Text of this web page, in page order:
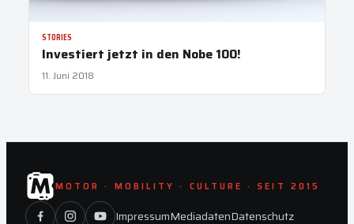
STORIES
Investiert jetzt in den Nobe 100!
11. Juni 2018
MOTOR · MOBILITY · CULTURE · SEIT 2015
ImpressumMediadatenDatenschutz